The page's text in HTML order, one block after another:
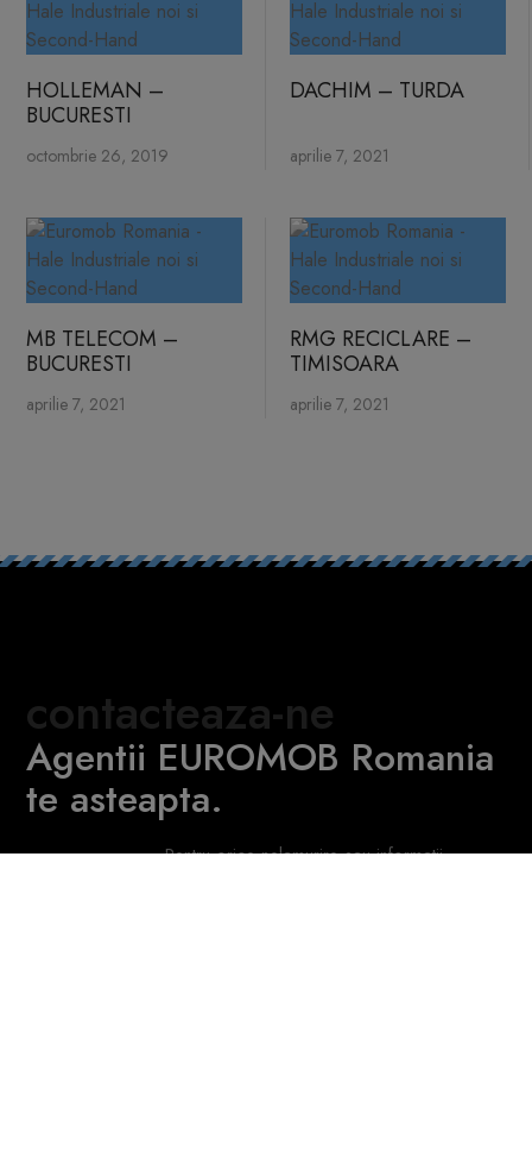
HOLLEMAN –
BUCURESTI
octombrie 26, 2019
DACHIM – TURDA
aprilie 7, 2021
MB TELECOM –
BUCURESTI
aprilie 7, 2021
RMG RECICLARE –
TIMISOARA
aprilie 7, 2021
contacteaza-ne
Agentii EUROMOB Romania
te asteapta.
Pentru orice nelamurire sau informatii